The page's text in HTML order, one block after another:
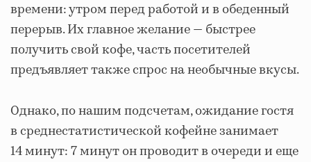
времени: утром перед работой и в обеденный
перерыв. Их главное желание — быстрее
получить свой кофе, часть посетителей
предъявляет также спрос на необычные вкусы.
Однако, по нашим подсчетам, ожидание гостя
в среднестатистической кофейне занимает
14 минут: 7 минут он проводит в очереди и еще